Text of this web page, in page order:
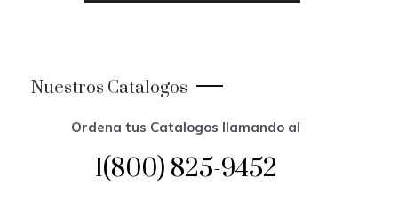
Nuestros Catalogos
Ordena tus Catalogos llamando al
1(800) 825-9452